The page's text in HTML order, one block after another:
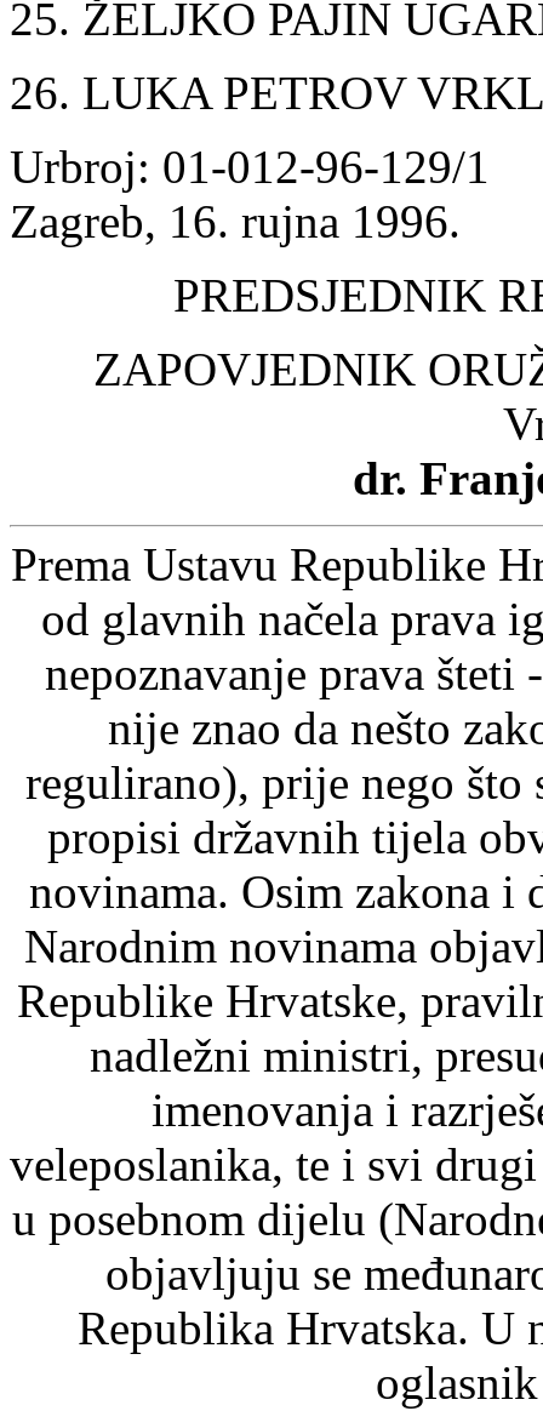
25. ŽELJKO PAJIN
26. LUKA PETROV
Urbroj: 01-012-96-129/1
Zagreb, 16. rujna 1996.
PREDSJEDNIK
ZAPOVJEDNIK
dr.
Prema Ustavu Republike
od glavnih načela prava
nepoznavanje prava šteti
nije znao da nešto
regulirano), prije nego što
propisi državnih tijela
novinama. Osim zakona i
Narodnim novinama
Republike Hrvatske,
nadležni ministri,
imenovanja i
veleposlanika, te i svi
u posebnom dijelu
objavljuju se
Republika Hrvatska. U